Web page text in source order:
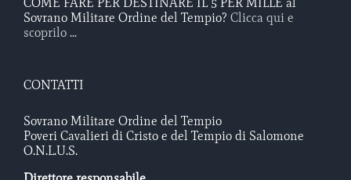
Sovrano Militare Ordine del Tempio? Clicca qui e
scoprilo ...
CONTATTI
Sovrano Militare Ordine del Tempio
Poveri Cavalieri di Cristo e del Tempio di Salomone
O.N.L.U.S.